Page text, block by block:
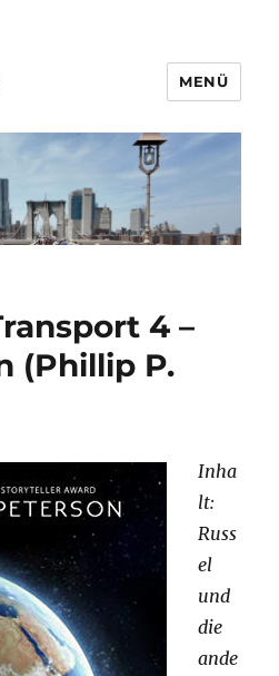
MENÜ
4 –
(Phillip P.
Inha
lt:
Russ
el
und
die
ande